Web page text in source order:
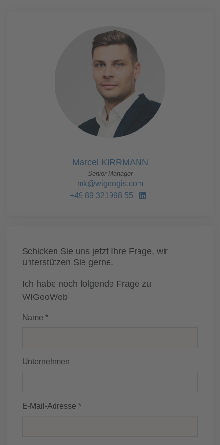
Marcel KIRRMANN
Senior Manager
mk@wigeogis.com
+49 89 321998 55
Schicken Sie uns jetzt Ihre Frage, wir
unterstützen Sie gerne.
Ich habe noch folgende Frage zu
WIGeoWeb
Name *
Unternehmen
E-Mail-Adresse *